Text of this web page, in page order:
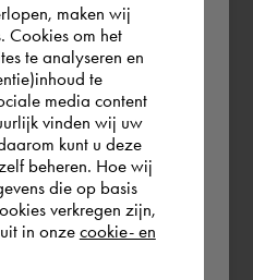
in which country
maken wij
Cookies om het
te analyseren en
te
media content
vinden wij uw
kunt u deze
beheren. Hoe wij
die op basis
verkregen zijn,
in onze cookie- en